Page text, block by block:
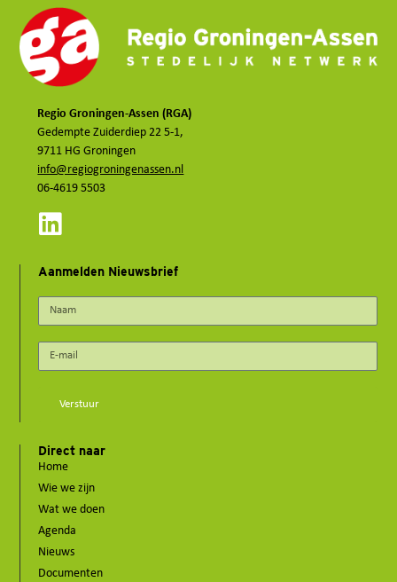
Regio Groningen-Assen (RGA)
Gedempte Zuiderdiep 22 5-1,
9711 HG Groningen
info@regiogroningenassen.nl
06-4619 5503
Aanmelden Nieuwsbrief
Verstuur
Direct naar
Home
Wie we zijn
Wat we doen
Agenda
Nieuws
Documenten